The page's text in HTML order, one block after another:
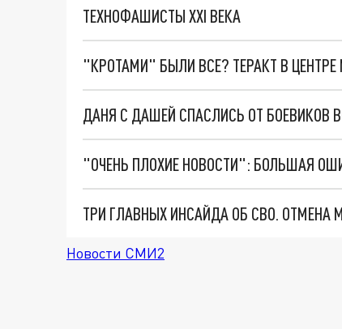
ТЕХНОФАШИСТЫ XXI ВЕКА
"КРОТАМИ" БЫЛИ ВСЕ? ТЕРАКТ В
ДАНЯ С ДАШЕЙ СПАСЛИСЬ ОТ БОЕВИКОВ
Новости СМИ2